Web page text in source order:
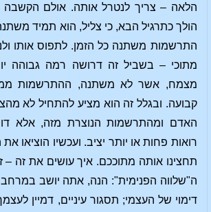
הלאה – צריך לנטרל אותה. אולם הקשבה
הולך כתרגיל הבא, כי צליל, הוא תמיד
התרשמות משתנה כל הזמן. לתפוס אותו
מתוכי – בשביל זה דרושה רמה גבוהה
מצמח, אשר לא משתנה, ההתרשמות
קבועה. ובגלל זה הוא מציע להתחיל לא
האדם ומהתרשמות הנוצרת מזה, אלא
רואות פחות או יותר יציב. ועכשיו הוציאו
תחצינו אותה מתוככם. איך עושים את זה
ה"שלווה הפנימית": הנה, אתה יושב במרחב
דימוי של העצמי; תסגור עיניים, דמיין